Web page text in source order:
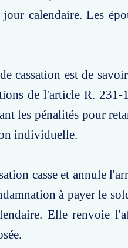
calendaire. Les
cassation est de
de l'article R. 231-
les pénalités pour
individuelle.
casse et annule
à payer le
Elle renvoie